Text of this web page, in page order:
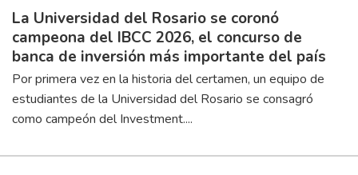
La Universidad del Rosario se coronó
campeona del IBCC 2026, el concurso de
banca de inversión más importante del país
Por primera vez en la historia del certamen, un equipo de
estudiantes de la Universidad del Rosario se consagró
como campeón del Investment....